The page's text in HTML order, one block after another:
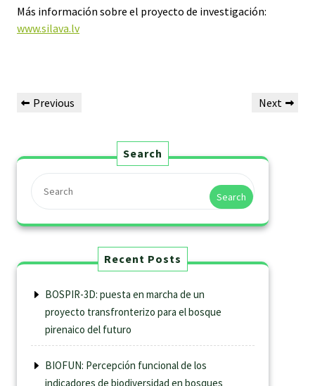
Más información sobre el proyecto de investigación:
www.silava.lv
Previous Next
Search
Search
Recent Posts
BOSPIR-3D: puesta en marcha de un
proyecto transfronterizo para el bosque
pirenaico del futuro
BIOFUN: Percepción funcional de los
indicadores de biodiversidad en bosques